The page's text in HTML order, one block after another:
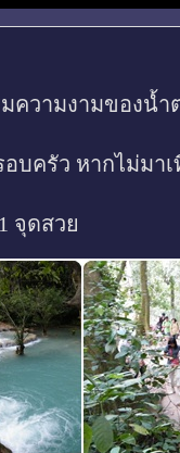
ความงามของน้
บครัว หากไม่มา
จุดสวย